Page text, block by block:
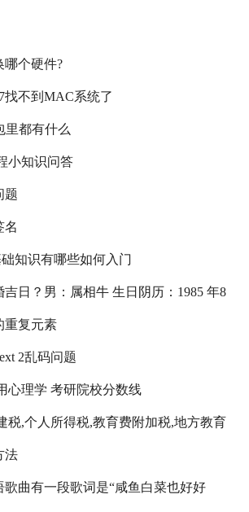
哪个硬件?
找不到MAC系统了
里都有什么
小知识问答
题
名
知识有哪些如何入门
吉日？男：属相牛 生日阴历：1985 年8
日阴历1987年11月20日
重复元素
2乱码问题
心理学 考研院校分数线
税,个人所得税,教育费附加税,地方教育
金税的税率是多少?
法
曲有一段歌词是“咸鱼白菜也好好